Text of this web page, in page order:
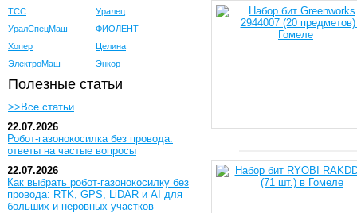
ТСС
Уралец
УралСпецМаш
ФИОЛЕНТ
Хопер
Целина
ЭлектроМаш
Энкор
Полезные статьи
>>Все статьи
22.07.2026
Робот-газонокосилка без провода:
ответы на частые вопросы
22.07.2026
Как выбрать робот-газонокосилку без
провода: RTK, GPS, LiDAR и AI для
больших и неровных участков